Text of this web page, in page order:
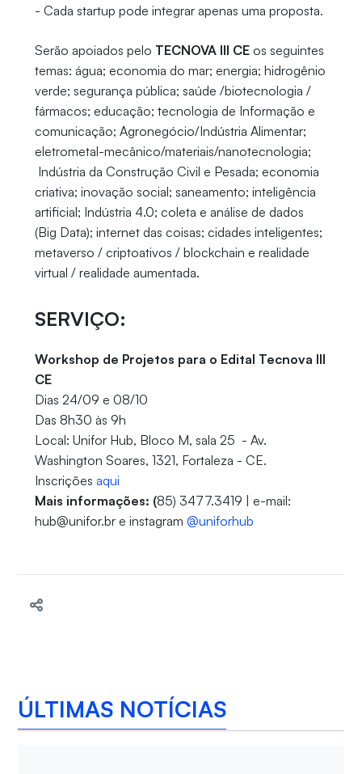
- Cada startup pode integrar apenas uma proposta.
Serão apoiados pelo TECNOVA III CEos seguintes
temas: água; economia do mar; energia; hidrogênio
verde; segurança pública; saúde /biotecnologia /
fármacos; educação; tecnologia de Informação e
comunicação; Agronegócio/Indústria Alimentar;
eletrometal-mecânico/materiais/nanotecnologia;
Indústria da Construção Civil e Pesada; economia
criativa; inovação social; saneamento; inteligência
artificial; Indústria 4.0; coleta e análise de dados
(Big Data); internet das coisas; cidades inteligentes;
metaverso / criptoativos / blockchain e realidade
virtual / realidade aumentada.
SERVIÇO:
Workshop de Projetos para o Edital Tecnova III
CE
Dias 24/09 e 08/10
Das 8h30 às 9h
Local: Unifor Hub, Bloco M, sala 25 - Av.
Washington Soares, 1321, Fortaleza - CE.
Inscrições aqui
Mais informações: (85) 3477.3419 | e-mail:
hub@unifor.br e instagram @uniforhub
ÚLTIMAS NOTÍCIAS